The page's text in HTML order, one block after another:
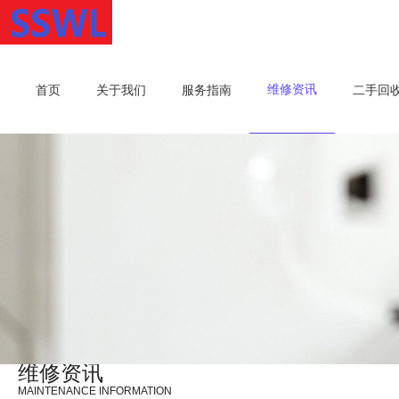
首页 关于我们 服务指南 维修资讯 二手回
维修资讯
MAINTENANCE INFORMATION